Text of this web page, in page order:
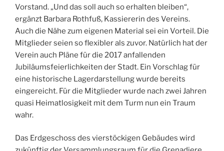
Vorstand. „Und das soll auch so erhalten bleiben“,
ergänzt Barbara Rothfuß, Kassiererin des Vereins.
Auch die Nähe zum eigenen Material sei ein Vorteil. Die
Mitglieder seien so flexibler als zuvor. Natürlich hat der
Verein auch Pläne für die 2017 anfallenden
Jubiläumsfeierlichkeiten der Stadt. Ein Vorschlag für
eine historische Lagerdarstellung wurde bereits
eingereicht. Für die Mitglieder wurde nach zwei Jahren
quasi Heimatlosigkeit mit dem Turm nun ein Traum
wahr.
Das Erdgeschoss des vierstöckigen Gebäudes wird